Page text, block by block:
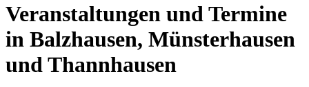
Veranstaltungen und Termine
in Balzhausen, Münsterhausen
und Thannhausen